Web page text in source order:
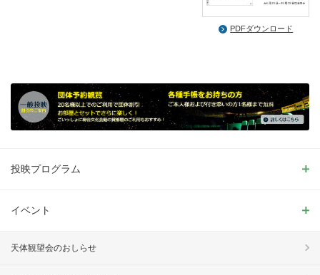
PDFダウンロード
投映プログラム
イベント
天体観望会のおしらせ